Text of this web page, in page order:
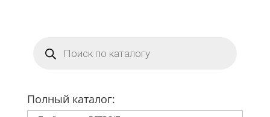
товаров
Полный каталог: